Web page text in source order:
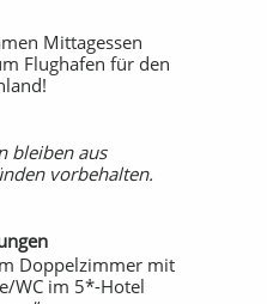
Mittagessen
Flughafen für den
bleiben aus
vorbehalten.
Doppelzimmer mit
WC im 5*-Hotel